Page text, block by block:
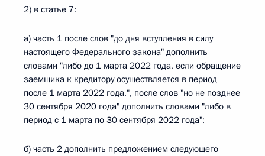
2) в статье 7:
а) часть 1 после слов "до дня вступления в силу
настоящего Федерального закона" дополнить
словами "либо до 1 марта 2022 года, если обращение
заемщика к кредитору осуществляется в период
после 1 марта 2022 года,", после слов "но не позднее
30 сентября 2020 года" дополнить словами "либо в
период с 1 марта по 30 сентября 2022 года";
б) часть 2 дополнить предложением следующего